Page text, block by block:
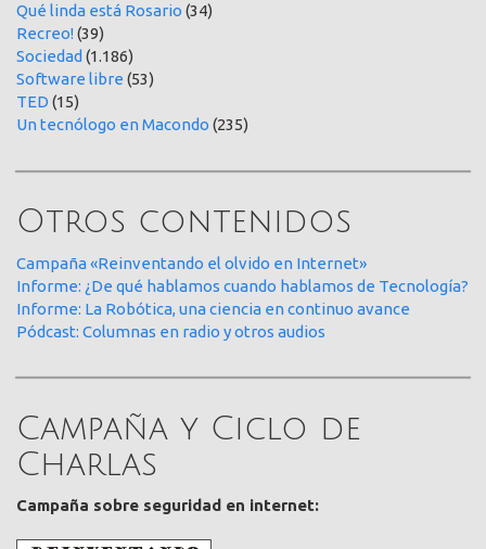
Qué linda está Rosario (34)
Recreo!(39)
Sociedad (1.186)
Software libre (53)
TED (15)
Un tecnólogo en Macondo (235)
Otros contenidos
Campaña «Reinventando el olvido en Internet»
Informe: ¿De qué hablamos cuando hablamos de Tecnología?
Informe: La Robótica, una ciencia en continuo avance
Pódcast: Columnas en radio y otros audios
Campaña y Ciclo de
Charlas
Campaña sobre seguridad en internet: